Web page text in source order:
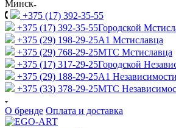
Минск
+375 (17) 392-35-55
+375 (17) 392-35-55Городской
+375 (29) 198-29-25A1 Мстиславца
+375 (29) 768-29-25МТС Мстиславца
+375 (17) 317-29-25Городской
+375 (29) 188-29-25A1 Независимости
+375 (33) 378-29-25МТС
О бренде Оплата и доставка